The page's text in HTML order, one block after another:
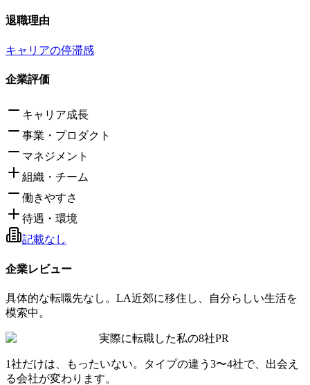
退職理由
キャリアの停滞感
企業評価
キャリア成長
事業・プロダクト
マネジメント
組織・チーム
働きやすさ
待遇・環境
記載なし
企業レビュー
具体的な転職先なし。LA近郊に移住し、自分らしい生活を
模索中。
実際に転職した私の8社PR
1社だけは、もったいない。タイプの違う 3〜4社で、出会え
る会社が変わります。